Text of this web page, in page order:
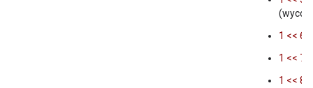
1 << 6
1 << 7
1 << 8